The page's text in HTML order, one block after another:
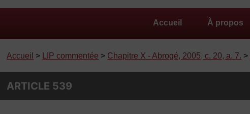
Accueil À propos
Accueil > LIP commentée > Chapitre X - Abrogé, 2005, c. 20, a. 7. >
ARTICLE 539